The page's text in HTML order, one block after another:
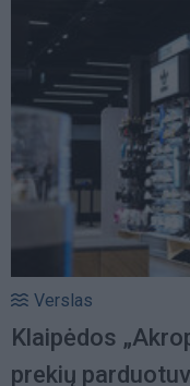
Verslas
Klaipėdos
prekių